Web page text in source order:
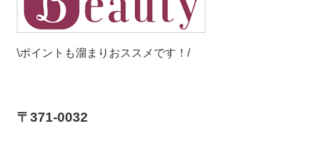
\ポイントも溜まりおススメです！/
〒371-0032